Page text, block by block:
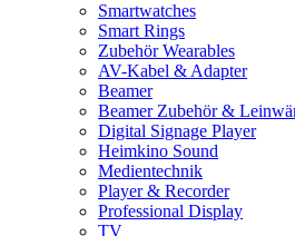
Smartwatches
Smart Rings
Zubehör Wearables
AV-Kabel & Adapter
Beamer
Beamer Zubehör &
Digital Signage Player
Heimkino Sound
Medientechnik
Player & Recorder
Professional Display
TV